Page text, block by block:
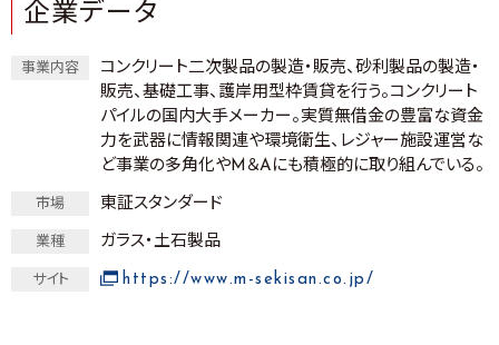
企業データ
事業内容
コンクリート二次製品の製造・販売、砂利製品の製造・
販売、基礎工事、護岸用型枠賃貸を行う。コンクリート
パイルの国内大手メーカー。実質無借金の豊富な資金
力を武器に情報関連や環境衛生、レジャー施設運営な
ど事業の多角化やM＆Aにも積極的に取り組んでいる。
市場 東証スタンダード
業種 ガラス・土石製品
サイト https://www.m-sekisan.co.jp/